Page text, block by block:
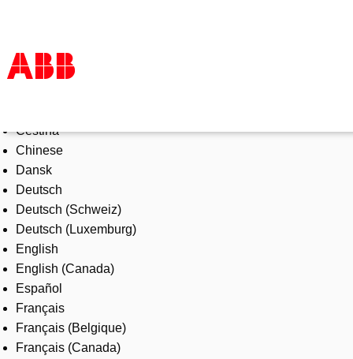
Products & Solutions
Industries
Services
About us
Where to buy
Contact us
Careers
Čeština
Chinese
Dansk
Deutsch
Deutsch (Schweiz)
Deutsch (Luxemburg)
English
English (Canada)
Español
Français
Français (Belgique)
Français (Canada)